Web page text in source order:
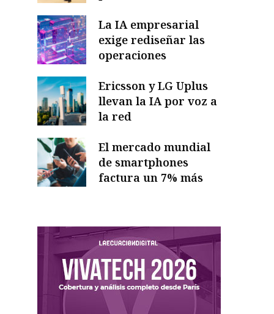
La IA empresarial
exige rediseñar las
operaciones
Ericsson y LG Uplus
llevan la IA por voz a
la red
El mercado mundial
de smartphones
factura un 7% más